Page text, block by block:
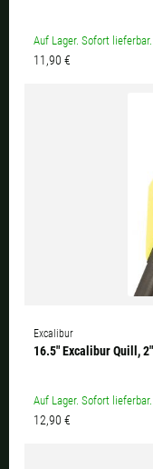
Auf Lager. Sofort lieferbar.
11,90 €
Excalibur
16.5" Excalibur Quill,
Auf Lager. Sofort lieferbar.
12,90 €